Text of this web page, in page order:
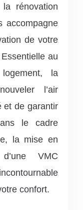
rénovation
accompagne
de votre
au
la
l’air
et de garantir
le cadre
la mise en
VMC
confort.